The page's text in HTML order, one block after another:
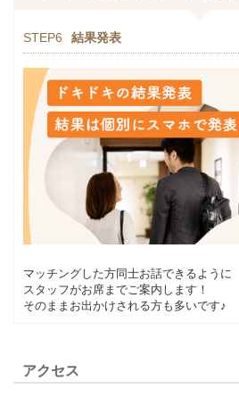
STEP6 結果発表
マッチングした方同士お話できるように
スタッフがお席までご案内します！
そのままお出かけされる方も多いです♪
アクセス